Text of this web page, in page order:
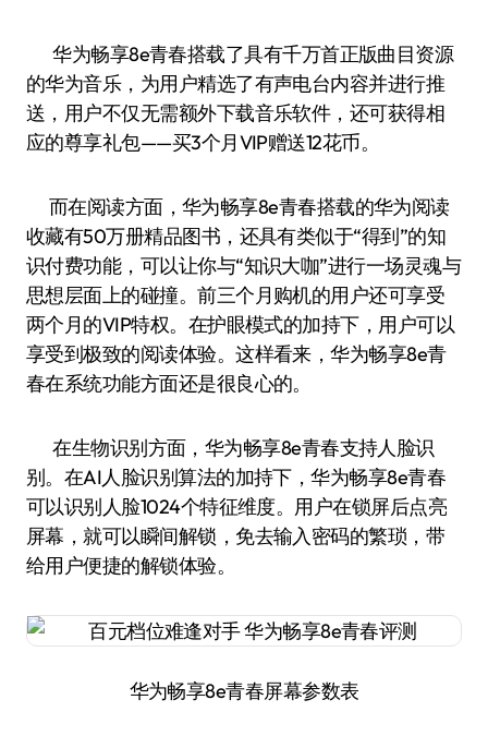
华为畅享8e青春搭载了具有千万首正版曲目资源
的华为音乐，为用户精选了有声电台内容并进行推
送，用户不仅无需额外下载音乐软件，还可获得相
应的尊享礼包——买3个月VIP赠送12花币。
而在阅读方面，华为畅享8e青春搭载的华为阅读
收藏有50万册精品图书，还具有类似于“得到”的知
识付费功能，可以让你与“知识大咖”进行一场灵魂与
思想层面上的碰撞。前三个月购机的用户还可享受
两个月的VIP特权。在护眼模式的加持下，用户可以
享受到极致的阅读体验。这样看来，华为畅享8e青
春在系统功能方面还是很良心的。
在生物识别方面，华为畅享8e青春支持人脸识
别。在AI人脸识别算法的加持下，华为畅享8e青春
可以识别人脸1024个特征维度。用户在锁屏后点亮
屏幕，就可以瞬间解锁，免去输入密码的繁琐，带
给用户便捷的解锁体验。
华为畅享8e青春屏幕参数表